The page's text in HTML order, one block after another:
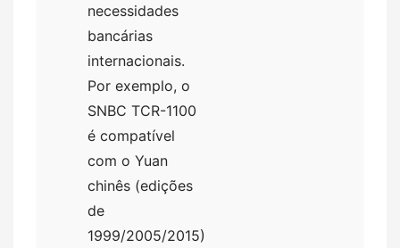
necessidades
bancárias
internacionais.
Por exemplo, o
SNBC TCR-1100
é compatível
com o Yuan
chinês (edições
de
1999/2005/2015)